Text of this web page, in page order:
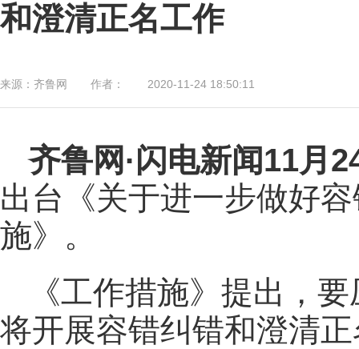
和澄清正名工作
来源： 齐鲁网 作者： 2020-11-24 18:50:11
齐鲁网 ·闪电新闻11月
出台《关于进一步做好
施》。
《工作措施》提出，
将开展容错纠错和澄清